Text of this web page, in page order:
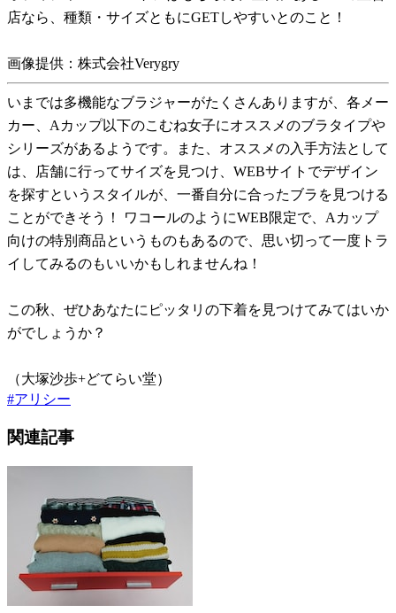
店なら、種類・サイズともにGETしやすいとのこと！
画像提供：株式会社Verygry
いまでは多機能なブラジャーがたくさんありますが、各メー
カー、Aカップ以下のこむね女子にオススメのブラタイプや
シリーズがあるようです。また、オススメの入手方法として
は、店舗に行ってサイズを見つけ、WEBサイトでデザイン
を探すというスタイルが、一番自分に合ったブラを見つける
ことができそう！ ワコールのようにWEB限定で、Aカップ
向けの特別商品というものもあるので、思い切って一度トラ
イしてみるのもいいかもしれませんね！
この秋、ぜひあなたにピッタリの下着を見つけてみてはいか
がでしょうか？
（大塚沙歩+どてらい堂）
#アリシー
関連記事